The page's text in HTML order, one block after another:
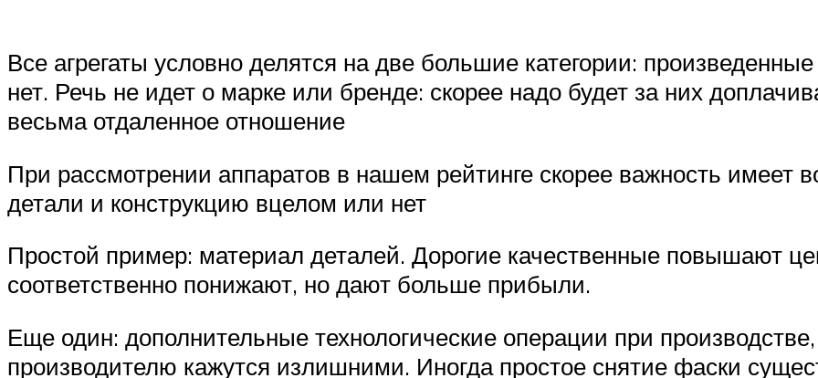
Все агрегаты условно делятся на две большие категории:
нет. Речь не идет о марке или бренде: скорее надо будет за них
весьма отдаленное отношение
При рассмотрении аппаратов в нашем рейтинге скорее важность имеет
детали и конструкцию вцелом или нет
Простой пример: материал деталей. Дорогие качественные повышают
соответственно понижают, но дают больше прибыли.
Еще один: дополнительные технологические операции при
производителю кажутся излишними. Иногда простое снятие фаски